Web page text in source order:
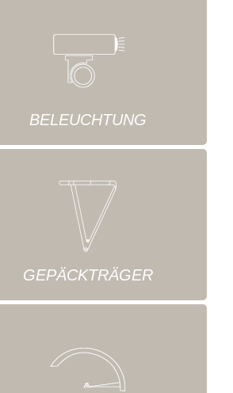
BELEUCHTUNG
GEPÄCKTRÄGER